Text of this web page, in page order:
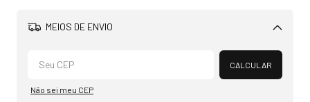
MEIOS DE ENVIO
Alterar CEP
CALCULAR
Não sei meu CEP